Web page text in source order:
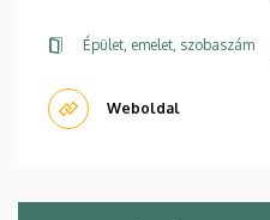
Épület, emelet, szobaszám
Weboldal